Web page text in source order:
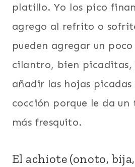
platillo. Yo los pico
agrego al refrito o
pueden agregar un
cilantro, bien picaditas,
añadir las hojas
cocción porque le da un
más fresquito.
El achiote (onoto,